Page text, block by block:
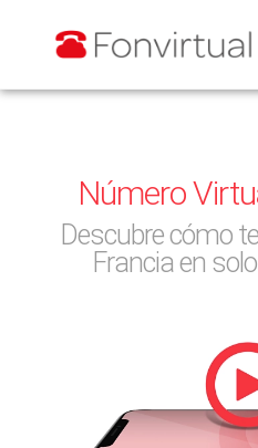
Número
Descubre cómo
Francia en